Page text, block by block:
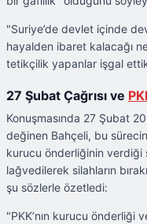
"Suriye’de devlet içinde
hayalden ibaret kalacağı
tetikçilik yapanlar işgal
27 Şubat Çağrısı ve
Konuşmasında 27 Şubat
değinen Bahçeli, bu
kurucu önderliğinin verdiği
lağvedilerek silahların
şu sözlerle özetledi:
"PKK’nın kurucu önderliği